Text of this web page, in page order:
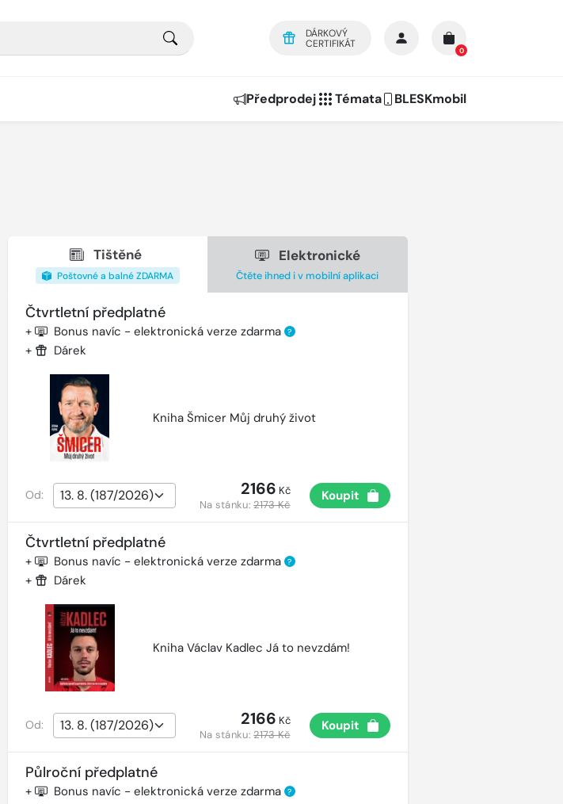
DÁRKOVÝ
CERTIFIKÁT
0
Předprodej Témata BLESKmobil
Tištěné
Poštovné a balné ZDARMA
Elektronické
Čtěte ihned i v mobilní aplikaci
Čtvrtletní předplatné
+ Bonus navíc - elektronická verze zdarma ?
+ Dárek
Kniha Šmicer Můj druhý život
Od: 2166 Kč
Na stánku:2173 Kč
Koupit
Čtvrtletní předplatné
+ Bonus navíc - elektronická verze zdarma ?
+ Dárek
Kniha Václav Kadlec Já to nevzdám!
Od: 2166 Kč
Na stánku:2173 Kč
Koupit
Půlroční předplatné
+ Bonus navíc - elektronická verze zdarma ?